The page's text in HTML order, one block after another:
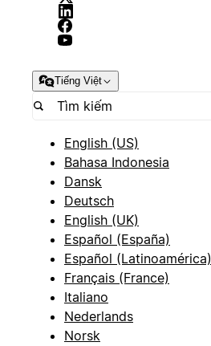
Tiếng Việt
English (US)
Bahasa Indonesia
Dansk
Deutsch
English (UK)
Español (España)
Español (Latinoamérica)
Français (France)
Italiano
Nederlands
Norsk